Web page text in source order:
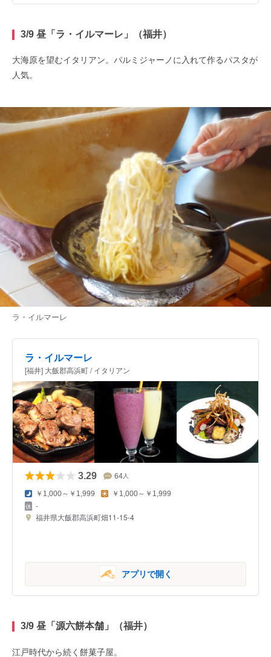
3/9 昼「ラ・イルマーレ」（福井）
大海原を望むイタリアン。パルミジャーノに入れて作るパスタが
人気。
ラ・イルマーレ
ラ・イルマーレ
[福井] 大飯郡高浜町 / イタリアン
3.29 64人
￥1,000～￥1,999 ￥1,000～￥1,999
-
福井県大飯郡高浜町畑11-15-4
アプリで開く
3/9 昼「源六餅本舗」（福井）
江戸時代から続く餅菓子屋。